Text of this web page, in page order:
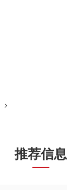
推荐信息